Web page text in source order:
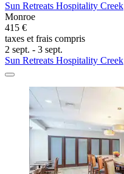
Sun Retreats Hospitality Creek
Monroe
415 €
taxes et frais compris
2 sept. - 3 sept.
Sun Retreats Hospitality Creek